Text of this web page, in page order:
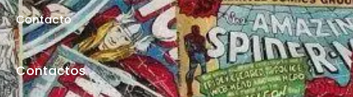
Contacto
Contactos